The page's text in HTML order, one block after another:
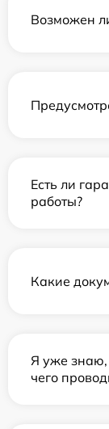
Возможен
Есть ли
работы?
Какие
Я уже знаю,
чего